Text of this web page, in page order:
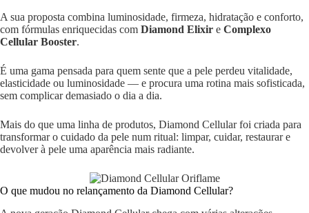
A sua proposta combina luminosidade, firmeza, hidratação e conforto,
com fórmulas enriquecidas com Diamond Elixir e Complexo
Cellular Booster.
É uma gama pensada para quem sente que a pele perdeu vitalidade,
elasticidade ou luminosidade — e procura uma rotina mais sofisticada,
sem complicar demasiado o dia a dia.
Mais do que uma linha de produtos, Diamond Cellular foi criada para
transformar o cuidado da pele num ritual: limpar, cuidar, restaurar e
devolver à pele uma aparência mais radiante.
O que mudou no relançamento da Diamond Cellular?